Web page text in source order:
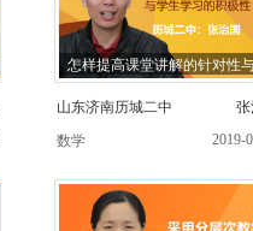
怎样提高课堂讲解的针对性
山东济南历城二中
张
数学
2019-